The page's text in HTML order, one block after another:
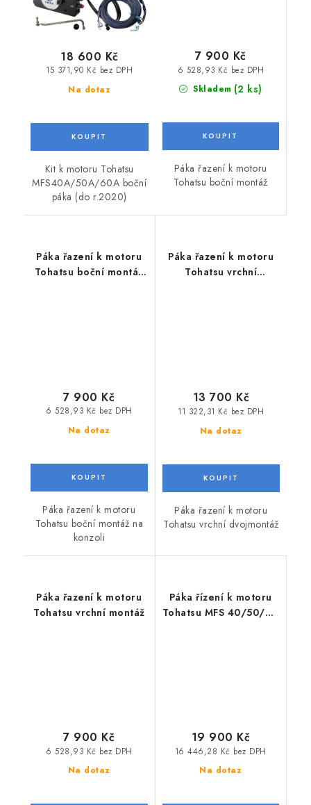
Na dotaz
15 371,90 Kč bez DPH
18 600 Kč
Kit k motoru Tohatsu
MFS40A/50A/60A boční
páka (do r.2020)
Skladem (2 ks)
6 528,93 Kč bez DPH
7 900 Kč
Páka řazení k motoru
Tohatsu boční montáž
Páka řazení k motoru
Tohatsu boční montáž
Na dotaz
6 528,93 Kč bez DPH
7 900 Kč
Páka řazení k motoru
Tohatsu boční montáž na
konzoli
Páka řazení k motoru
Tohatsu vrchní
Na dotaz
11 322,31 Kč bez DPH
13 700 Kč
Páka řazení k motoru
Tohatsu vrchní dvojmontáž
Páka řazení k motoru
Tohatsu vrchní montáž
Na dotaz
6 528,93 Kč bez DPH
7 900 Kč
Páka řízení k motoru
Tohatsu MFS 40/50/60
Na dotaz
16 446,28 Kč bez DPH
19 900 Kč